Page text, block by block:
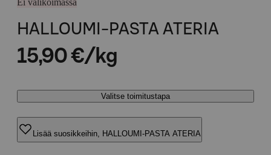
Ei valikoimassa
HALLOUMI-PASTA ATERIA
15,90 €/kg
Valitse toimitustapa
Lisää suosikkeihin, HALLOUMI-PASTA ATERIA